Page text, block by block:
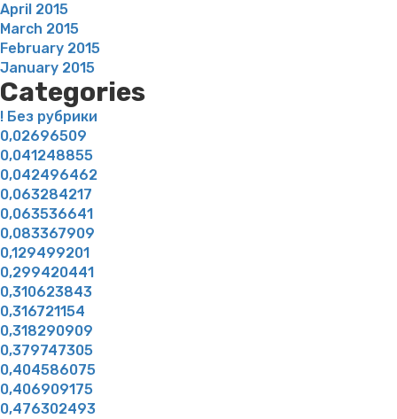
April 2015
March 2015
February 2015
January 2015
Categories
! Без рубрики
0,02696509
0,041248855
0,042496462
0,063284217
0,063536641
0,083367909
0,129499201
0,299420441
0,310623843
0,316721154
0,318290909
0,379747305
0,404586075
0,406909175
0,476302493